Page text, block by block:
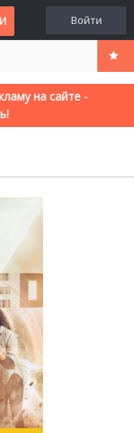
Войти
на сайте -